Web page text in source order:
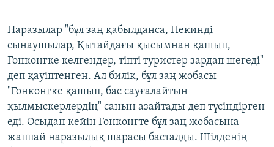
Наразылар "бұл заң қабылданса, Пекинді
сынаушылар, Қытайдағы қысымнан қашып,
Гонконгке келгендер, тіпті туристер зардап шегеді"
деп қауіптенген. Ал билік, бұл заң жобасы
"Гонконгке қашып, бас сауғалайтын
қылмыскерлердің" санын азайтады деп түсіндірген
еді. Осыдан кейін Гонконгте бұл заң жобасына
жаппай наразылық шарасы басталды. Шілденің